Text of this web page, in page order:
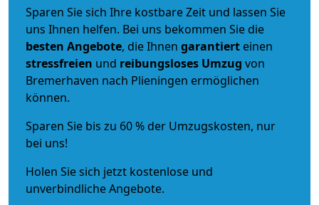
Sparen Sie sich Ihre kostbare Zeit und lassen Sie
uns Ihnen helfen. Bei uns bekommen Sie die
besten Angebote, die Ihnen garantiert einen
stressfreien und reibungsloses Umzug von
Bremerhaven nach Plieningen ermöglichen
können.
Sparen Sie bis zu 60 % der Umzugskosten, nur
bei uns!
Holen Sie sich jetzt kostenlose und
unverbindliche Angebote.